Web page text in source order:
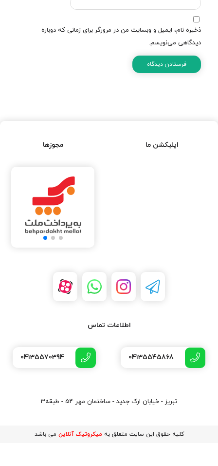
ذخیره نام، ایمیل و وبسایت من در مرورگر برای زمانی که دوباره
دیدگاهی می‌نویسم.
اپلیکشن ما مجوزها
اطلاعات تماس
04135545868
04135570394
تبریز - خیابان ارک جدید - ساختمان مهر 54 - طبقه3
کلیه حقوق این سایت متعلق به میکروتیک آنلاین می باشد